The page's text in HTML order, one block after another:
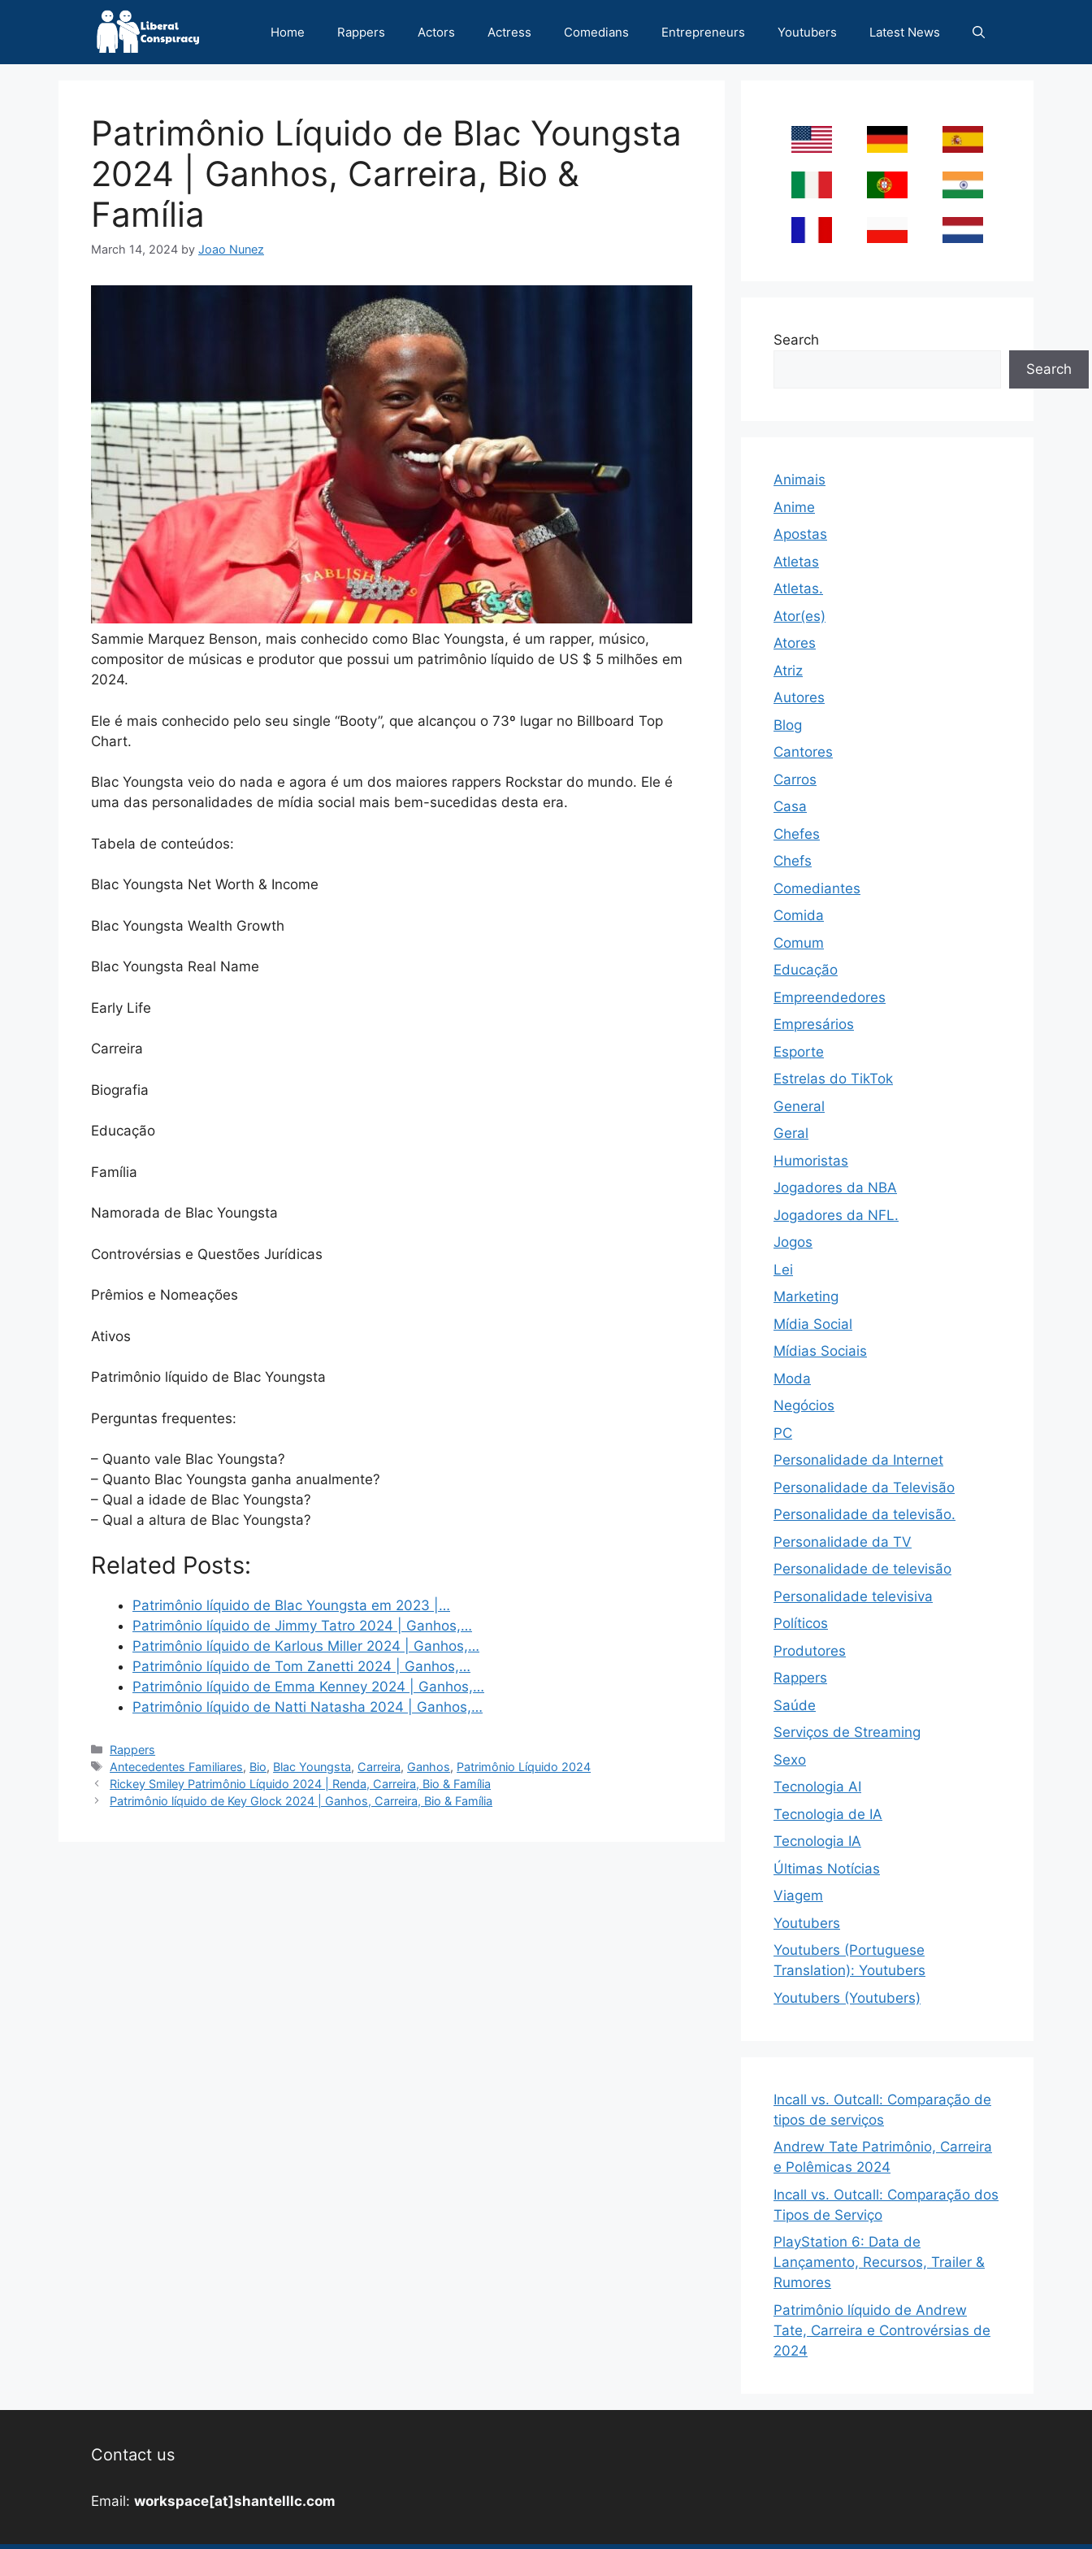
Home Rappers Actors Actress Comedians Entrepreneurs Youtubers Latest News
Patrimônio Líquido de Blac Youngsta
2024 | Ganhos, Carreira, Bio &
Família
March 14, 2024 by Joao Nunez
Sammie Marquez Benson, mais conhecido como Blac Youngsta, é um rapper, músico,
compositor de músicas e produtor que possui um patrimônio líquido de US $ 5 milhões em
2024.
Ele é mais conhecido pelo seu single “Booty”, que alcançou o 73º lugar no Billboard Top
Chart.
Blac Youngsta veio do nada e agora é um dos maiores rappers Rockstar do mundo. Ele é
uma das personalidades de mídia social mais bem-sucedidas desta era.
Tabela de conteúdos:
Blac Youngsta Net Worth & Income
Blac Youngsta Wealth Growth
Blac Youngsta Real Name
Early Life
Carreira
Biografia
Educação
Família
Namorada de Blac Youngsta
Controvérsias e Questões Jurídicas
Prêmios e Nomeações
Ativos
Patrimônio líquido de Blac Youngsta
Perguntas frequentes:
– Quanto vale Blac Youngsta?
– Quanto Blac Youngsta ganha anualmente?
– Qual a idade de Blac Youngsta?
– Qual a altura de Blac Youngsta?
Related Posts:
Patrimônio líquido de Blac Youngsta em 2023 |…
Patrimônio líquido de Jimmy Tatro 2024 | Ganhos,…
Patrimônio líquido de Karlous Miller 2024 | Ganhos,…
Patrimônio líquido de Tom Zanetti 2024 | Ganhos,…
Patrimônio líquido de Emma Kenney 2024 | Ganhos,…
Patrimônio líquido de Natti Natasha 2024 | Ganhos,…
Categories
Rappers
Tags
Antecedentes Familiares, Bio, Blac Youngsta, Carreira, Ganhos, Patrimônio Líquido 2024
Rickey Smiley Patrimônio Líquido 2024 | Renda, Carreira, Bio & Família
Patrimônio líquido de Key Glock 2024 | Ganhos, Carreira, Bio & Família
Search
Search
Animais
Anime
Apostas
Atletas
Atletas.
Ator(es)
Atores
Atriz
Autores
Blog
Cantores
Carros
Casa
Chefes
Chefs
Comediantes
Comida
Comum
Educação
Empreendedores
Empresários
Esporte
Estrelas do TikTok
General
Geral
Humoristas
Jogadores da NBA
Jogadores da NFL.
Jogos
Lei
Marketing
Mídia Social
Mídias Sociais
Moda
Negócios
PC
Personalidade da Internet
Personalidade da Televisão
Personalidade da televisão.
Personalidade da TV
Personalidade de televisão
Personalidade televisiva
Políticos
Produtores
Rappers
Saúde
Serviços de Streaming
Sexo
Tecnologia AI
Tecnologia de IA
Tecnologia IA
Últimas Notícias
Viagem
Youtubers
Youtubers (Portuguese
Translation): Youtubers
Youtubers (Youtubers)
Incall vs. Outcall: Comparação de
tipos de serviços
Andrew Tate Patrimônio, Carreira
e Polêmicas 2024
Incall vs. Outcall: Comparação dos
Tipos de Serviço
PlayStation 6: Data de
Lançamento, Recursos, Trailer &
Rumores
Patrimônio líquido de Andrew
Tate, Carreira e Controvérsias de
2024
Contact us
Email: workspace[at]shantelllc.com